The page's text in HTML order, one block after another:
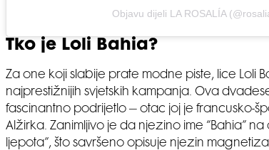
Objavu dijeli LA ROSALÍA
Tko je Loli Bahia?
Za one koji slabije prate modne piste, lice Loli
najprestižnijih svjetskih kampanja. Ova
fascinantno podrijetlo – otac joj je francusko-
Alžirka. Zanimljivo je da njezino ime “Bahia”
ljepota”, što savršeno opisuje njezin